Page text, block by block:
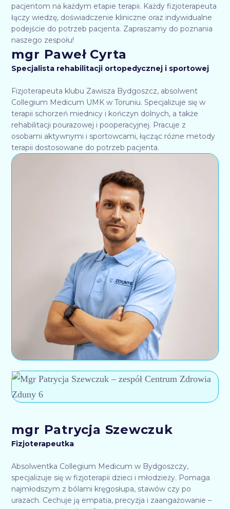
pacjentom na każdym etapie terapii. Każdy fizjoterapeuta
łączy wiedzę, doświadczenie kliniczne oraz indywidualne
podejście do potrzeb pacjenta. Zapraszamy do poznania
naszego zespołu!
mgr Paweł Cyrta
Specjalista rehabilitacji ortopedycznej i sportowej
Fizjoterapeuta klubu Zawisza Bydgoszcz, absolwent
Collegium Medicum UMK w Toruniu. Specjalizuje się w
terapii schorzeń miednicy i kończyn dolnych, a także
rehabilitacji pourazowej i pooperacyjnej. Pracuje z
osobami aktywnymi i sportowcami, łącząc różne metody
terapii dostosowane do potrzeb pacjenta.
mgr Patrycja Szewczuk
Fizjoterapeutka
Absolwentka Collegium Medicum w Bydgoszczy,
specjalizuje się w fizjoterapii dzieci i młodzieży. Pomaga
najmłodszym z bólami kręgosłupa, stawów czy po
urazach. Cechuje ją empatia, precyzja i zaangażowanie –